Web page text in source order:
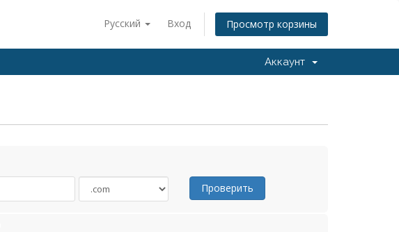
Русский Вход Просмотр корзины
Аккаунт
Проверить